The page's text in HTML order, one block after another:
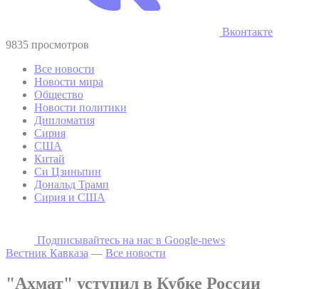
Вконтакте
9835 просмотров
Все новости
Новости мира
Общество
Новости политики
Дипломатия
Сирия
США
Китай
Си Цзиньпин
Дональд Трамп
Сирия и США
Подписывайтесь на наc в Google-news
Вестник Кавказа — Все новости
"Ахмат" уступил в Кубке России